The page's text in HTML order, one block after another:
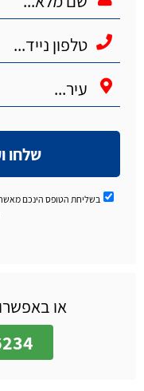
שלחו
בשליחת הטופס הינכם
או